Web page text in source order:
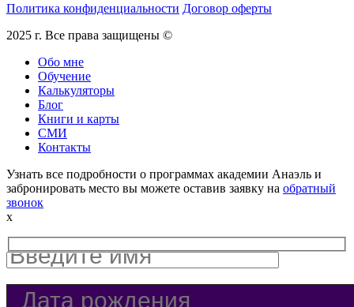
Политика конфиденциальности Договор оферты
2025 г. Все права защищены ©
Обо мне
Обучение
Калькуляторы
Блог
Книги и карты
СМИ
Контакты
Узнать все подробности о программах академии Анаэль и
забронировать место вы можете оставив заявку на обратный
звонок
x